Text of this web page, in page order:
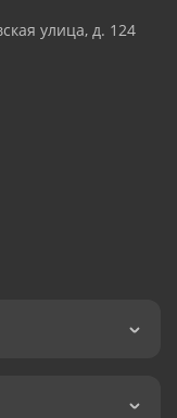
улица, д. 124